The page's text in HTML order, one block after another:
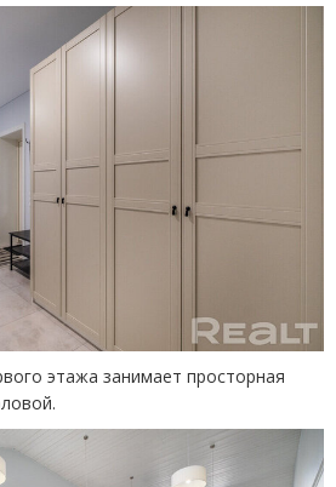
этажа занимает просторная